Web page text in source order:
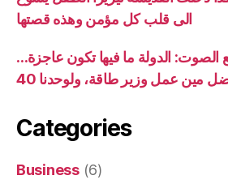
الى قلب كل مؤمن وهذه قصتها
الصوت: الدولة ما فيها تكون عاجزة…
Categories
Business(6)